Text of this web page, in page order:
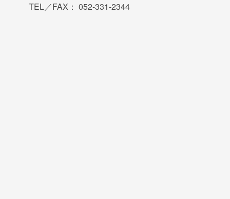
TEL／FAX： 052-331-2344